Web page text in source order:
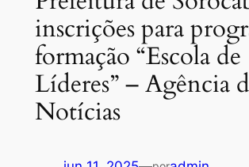
inscrições para
formação “Escola de
Líderes” – Agência
Notícias